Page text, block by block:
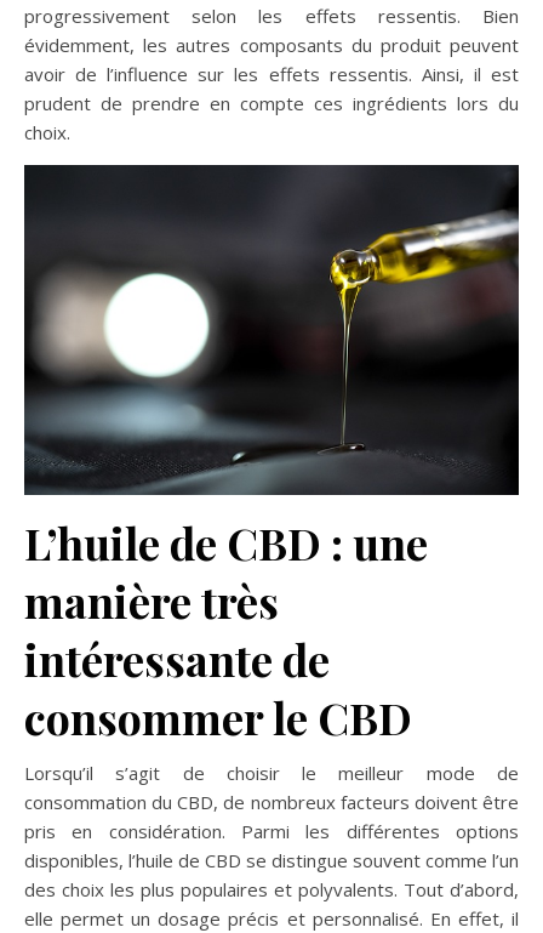
progressivement selon les effets ressentis. Bien
évidemment, les autres composants du produit peuvent
avoir de l’influence sur les effets ressentis. Ainsi, il est
prudent de prendre en compte ces ingrédients lors du
choix.
L’huile de CBD : une
manière très
intéressante de
consommer le CBD
Lorsqu’il s’agit de choisir le meilleur mode de
consommation du CBD, de nombreux facteurs doivent être
pris en considération. Parmi les différentes options
disponibles, l’huile de CBD se distingue souvent comme l’un
des choix les plus populaires et polyvalents. Tout d’abord,
elle permet un dosage précis et personnalisé. En effet, il